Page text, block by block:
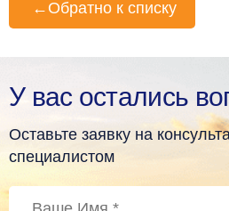
← Обратно к списку
У вас остались
Оставьте заявку на
специалистом